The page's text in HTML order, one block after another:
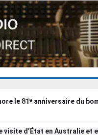
le 81ᵉ anniversaire du
visite d’État en Australie et